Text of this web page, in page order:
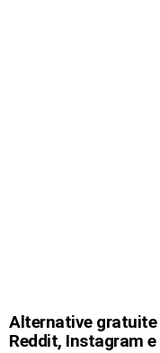
Alternative gratuite
Reddit, Instagram